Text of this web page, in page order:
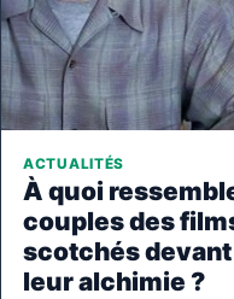
ACTUALITÉS
À quoi
couples des
scotchés
leur alchimie ?